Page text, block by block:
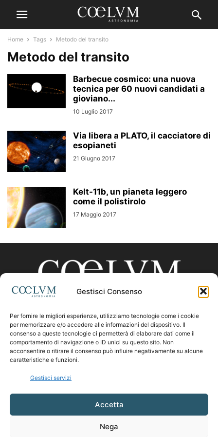
Gestisci Consenso
Per fornire le migliori esperienze, utilizziamo tecnologie come i cookie
per memorizzare e/o accedere alle informazioni del dispositivo. Il
consenso a queste tecnologie ci permetterà di elaborare dati come il
comportamento di navigazione o ID unici su questo sito. Non
acconsentire o ritirare il consenso può influire negativamente su alcune
caratteristiche e funzioni.
Gestisci servizi
Accetta
Nega
Home Tags Metodo del transito
Metodo del transito
Barbecue cosmico: una nuova
tecnica per 60 nuovi candidati a
gioviano...
10 Luglio 2017
Via libera a PLATO, il cacciatore di
esopianeti
21 Giugno 2017
Kelt-11b, un pianeta leggero
come il polistirolo
17 Maggio 2017
CHI SIAMO
Contattaci:coelumastro@coelum.com